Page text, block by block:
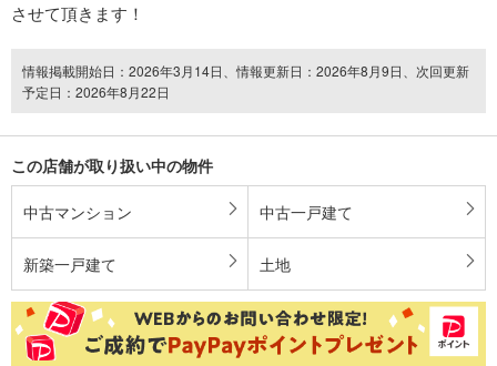
させて頂きます！
情報掲載開始日：2026年3月14日、情報更新日：2026年8月9日、次回更新
予定日：2026年8月22日
この店舗が取り扱い中の物件
中古マンション 中古一戸建て
新築一戸建て 土地